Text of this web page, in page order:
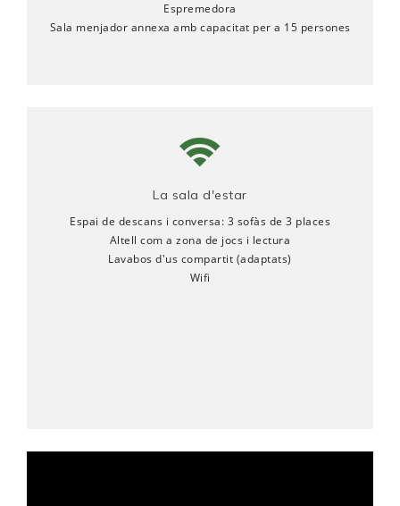
Espremedora
Sala menjador annexa amb capacitat per a 15 persones
La sala d'estar
Espai de descans i conversa: 3 sofàs de 3 places
Altell com a zona de jocs i lectura
Lavabos d'us compartit (adaptats)
Wifi